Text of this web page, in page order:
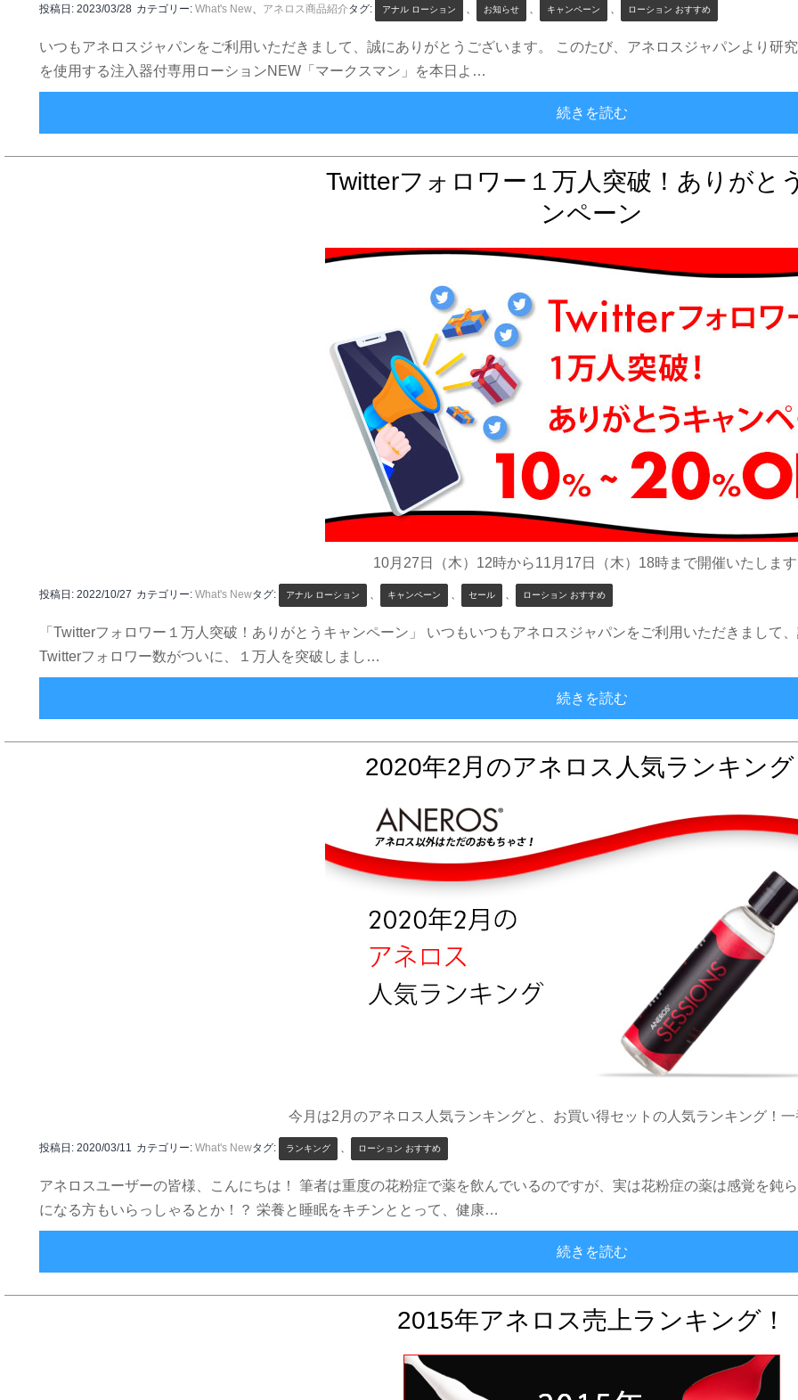
投稿日:2023/03/28 カテゴリー:What's New、 アネロス商品紹介タグ: アナル ローション 、 お知らせ 、 キャンペーン 、 ローション おすすめ
いつもアネロスジャパンをご利用いただきまして、誠にありがとうございます。 このたび、アネロスジャパンより研
を使用する注入器付専用ローションNEW「マークスマン」を本日よ…
続きを読むドライの質を上げる100
Twitterフォロワー１万人突破！ありがと
ンペーン
10月27日（木）12時から11月17日（木）18時まで開催いたしま
投稿日:2022/10/27 カテゴリー:What's Newタグ: アナル ローション 、 キャンペーン 、 セール 、 ローション おすすめ
「Twitterフォロワー１万人突破！ありがとうキャンペーン」 いつもいつもアネロスジャパンをご利用いただきまして
Twitterフォロワー数がついに、１万人を突破しまし…
続きを読むTwitterフォロワー１万人
2020年2月のアネロス人気ランキン
今月は2月のアネロス人気ランキングと、お買い得セットの人気ランキング！
投稿日:2020/03/11 カテゴリー:What's Newタグ: ランキング 、 ローション おすすめ
アネロスユーザーの皆様、こんにちは！ 筆者は重度の花粉症で薬を飲んでいるのですが、実は花粉症の薬は感覚を鈍
になる方もいらっしゃるとか！？ 栄養と睡眠をキチンととって、健康…
続きを読む2020年2月のアネロス人
2015年アネロス売上ランキング！